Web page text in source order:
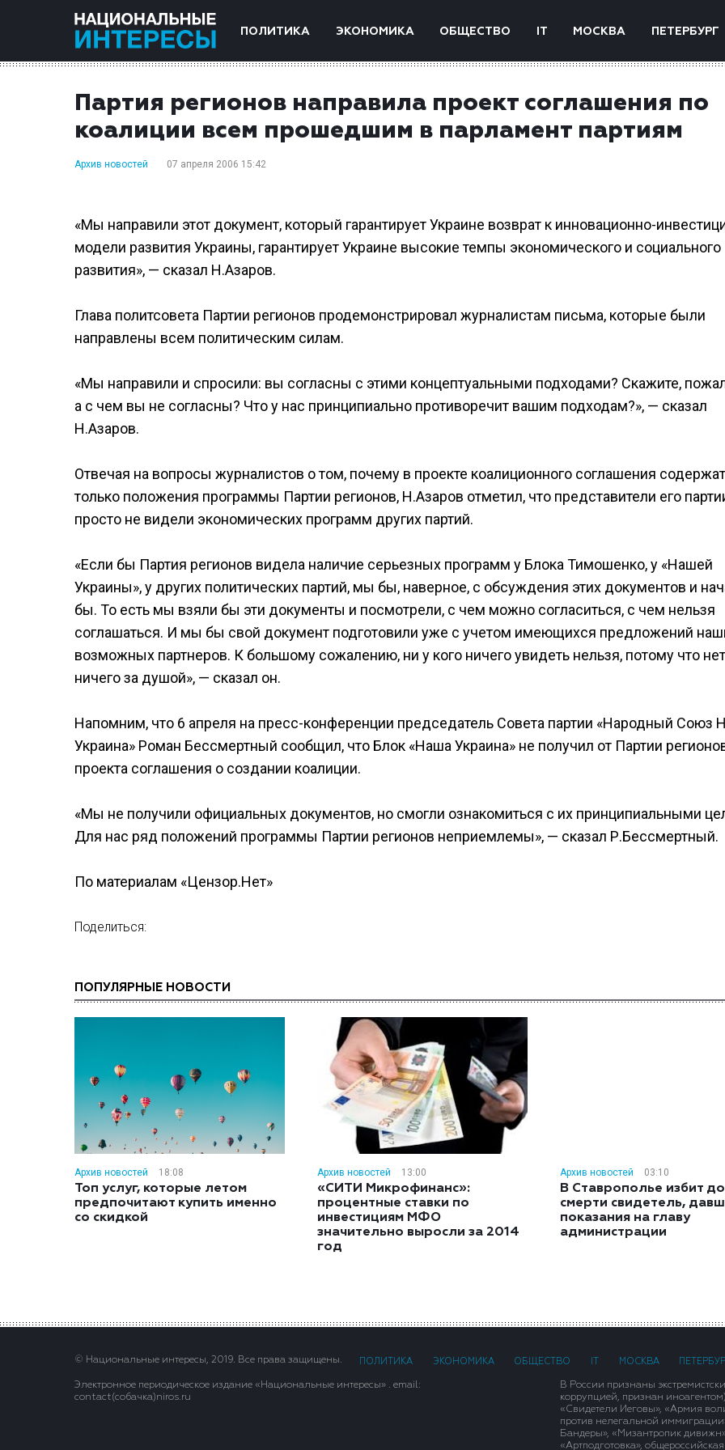
ПОЛИТИКА ЭКОНОМИКА ОБЩЕСТВО IT МОСКВА ПЕТЕРБУРГ
Партия регионов направила проект соглашения по
коалиции всем прошедшим в парламент партиям
Архив новостей 07 апреля 2006 15:42
«Мы направили этот документ, который гарантирует Украине возврат к инновационно-
модели развития Украины, гарантирует Украине высокие темпы экономического и социального
развития», — сказал Н.Азаров.
Глава политсовета Партии регионов продемонстрировал журналистам письма, которые были
направлены всем политическим силам.
«Мы направили и спросили: вы согласны с этими концептуальными подходами? Скажите,
а с чем вы не согласны? Что у нас принципиально противоречит вашим подходам?», — сказал
Н.Азаров.
Отвечая на вопросы журналистов о том, почему в проекте коалиционного соглашения
только положения программы Партии регионов, Н.Азаров отметил, что представители его
просто не видели экономических программ других партий.
«Если бы Партия регионов видела наличие серьезных программ у Блока Тимошенко, у «Нашей
Украины», у других политических партий, мы бы, наверное, с обсуждения этих документов и
бы. То есть мы взяли бы эти документы и посмотрели, с чем можно согласиться, с чем нельзя
соглашаться. И мы бы свой документ подготовили уже с учетом имеющихся предложений
возможных партнеров. К большому сожалению, ни у кого ничего увидеть нельзя, потому что нет
ничего за душой», — сказал он.
Напомним, что 6 апреля на пресс-конференции председатель Совета партии «Народный Союз
Украина» Роман Бессмертный сообщил, что Блок «Наша Украина» не получил от Партии
проекта соглашения о создании коалиции.
«Мы не получили официальных документов, но смогли ознакомиться с их принципиальными
Для нас ряд положений программы Партии регионов неприемлемы», — сказал Р.Бессмертный.
По материалам «Цензор.Нет»
Поделиться:
ПОПУЛЯРНЫЕ НОВОСТИ
Архив новостей 18:08
Топ услуг, которые летом
предпочитают купить именно
со скидкой
Архив новостей 13:00
«СИТИ Микрофинанс»:
процентные ставки по
инвестициям МФО
значительно выросли за 2014
год
Архив новостей 03:10
В Ставрополье избит до
смерти свидетель,
показания на главу
администрации
© Национальные интересы, 2019. Все права защищены. ПОЛИТИКА ЭКОНОМИКА ОБЩЕСТВО МОСКВА
Электронное периодическое издание «Национальные интересы» . email:
contact(сoбaчка)niros.ru
В России признаны
коррупцией, признан
«Свидетели Иеговы», «Армия
против нелегальной
Бандеры», «Мизантропик
«Артподготовка»,